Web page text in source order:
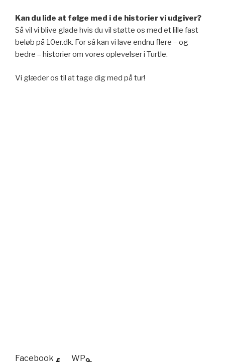
Kan du lide at følge med i de historier vi udgiver?
Så vil vi blive glade hvis du vil støtte os med et lille fast
beløb på 10er.dk. For så kan vi lave endnu flere – og
bedre – historier om vores oplevelser i Turtle.
Vi glæder os til at tage dig med på tur!
Facebook WP